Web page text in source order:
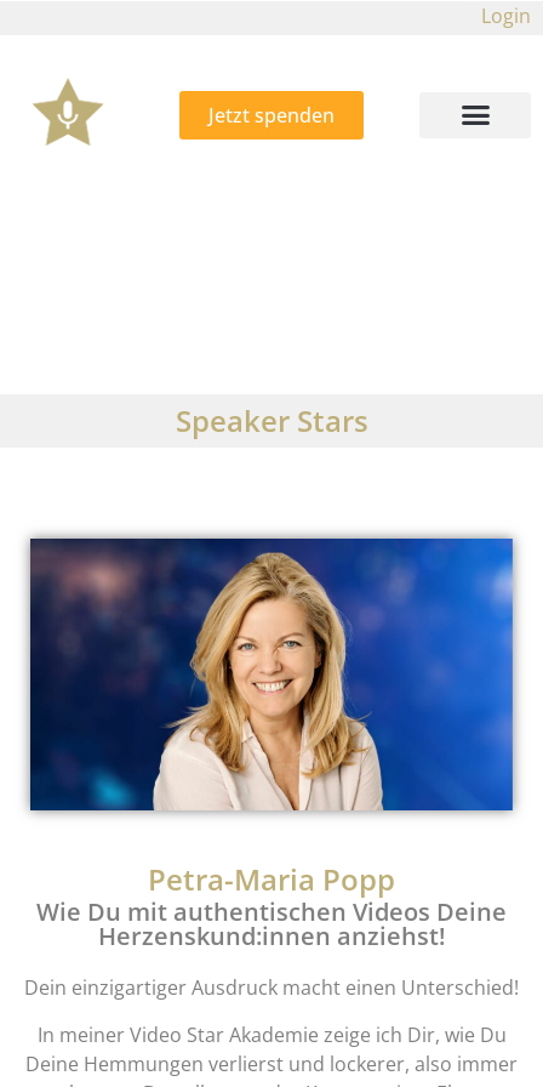
Login
Jetzt spenden
Speaker Stars
Petra-Maria Popp
Wie Du mit authentischen Videos Deine
Herzenskund:innen anziehst!
Dein einzigartiger Ausdruck macht einen Unterschied!
In meiner Video Star Akademie zeige ich Dir, wie Du
Deine Hemmungen verlierst und lockerer, also immer